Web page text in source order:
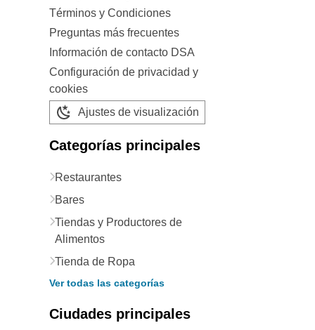
Términos y Condiciones
Preguntas más frecuentes
Información de contacto DSA
Configuración de privacidad y
cookies
Ajustes de visualización
Categorías principales
Restaurantes
Bares
Tiendas y Productores de
Alimentos
Tienda de Ropa
Ver todas las categorías
Ciudades principales